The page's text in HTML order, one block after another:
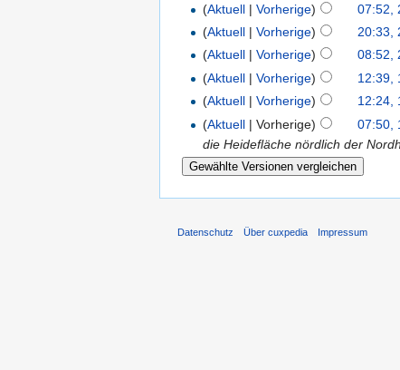
(Aktuell |Vorherige) 07:52,
(Aktuell |Vorherige) 20:33,
(Aktuell |Vorherige) 08:52,
(Aktuell |Vorherige) 12:39,
(Aktuell |Vorherige) 12:24,
(Aktuell | Vorherige) 07:50,
die Heidefläche nördlich der
Datenschutz Über cuxpedia Impressum